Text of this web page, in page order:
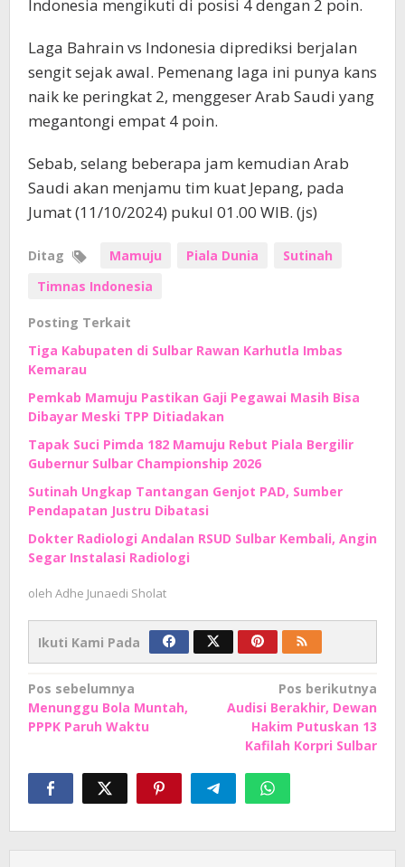
Indonesia mengikuti di posisi 4 dengan 2 poin.
Laga Bahrain vs Indonesia diprediksi berjalan
sengit sejak awal. Pemenang laga ini punya kans
naik ke peringkat 2, menggeser Arab Saudi yang
megantongi empat 4 poin.
Sebab, selang beberapa jam kemudian Arab
Saudi akan menjamu tim kuat Jepang, pada
Jumat (11/10/2024) pukul 01.00 WIB. (js)
Ditag Mamuju Piala Dunia
Sutinah
Timnas Indonesia
Posting Terkait
Tiga Kabupaten di Sulbar Rawan Karhutla Imbas
Kemarau
Pemkab Mamuju Pastikan Gaji Pegawai Masih Bisa
Dibayar Meski TPP Ditiadakan
Tapak Suci Pimda 182 Mamuju Rebut Piala Bergilir
Gubernur Sulbar Championship 2026
Sutinah Ungkap Tantangan Genjot PAD, Sumber
Pendapatan Justru Dibatasi
Dokter Radiologi Andalan RSUD Sulbar Kembali, Angin
Segar Instalasi Radiologi
oleh Adhe Junaedi Sholat
Ikuti Kami Pada
Navigasi
pos
Pos sebelumnya
Menunggu Bola Muntah,
PPPK Paruh Waktu
Pos berikutnya
Audisi Berakhir, Dewan
Hakim Putuskan 13
Kafilah Korpri Sulbar